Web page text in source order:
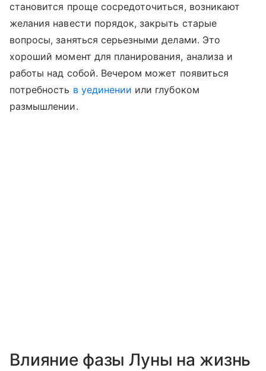
становится проще сосредоточиться, возникают
желания навести порядок, закрыть старые
вопросы, заняться серьезными делами. Это
хороший момент для планирования, анализа и
работы над собой. Вечером может появиться
потребность в уединении или глубоком
размышлении.
Влияние фазы Луны на жизнь